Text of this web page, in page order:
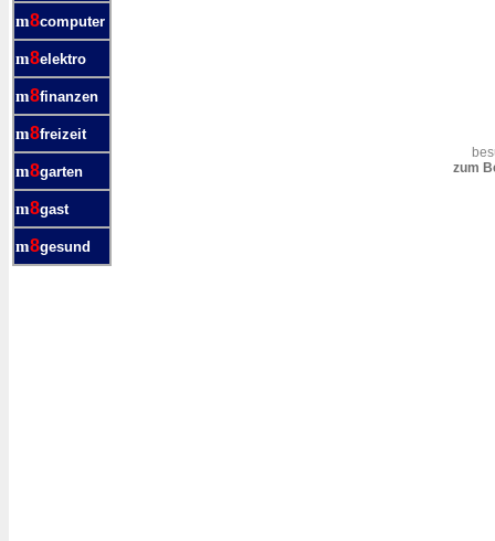
m8computer
m8elektro
m8finanzen
m8freizeit
m8garten
m8gast
m8gesund
zum